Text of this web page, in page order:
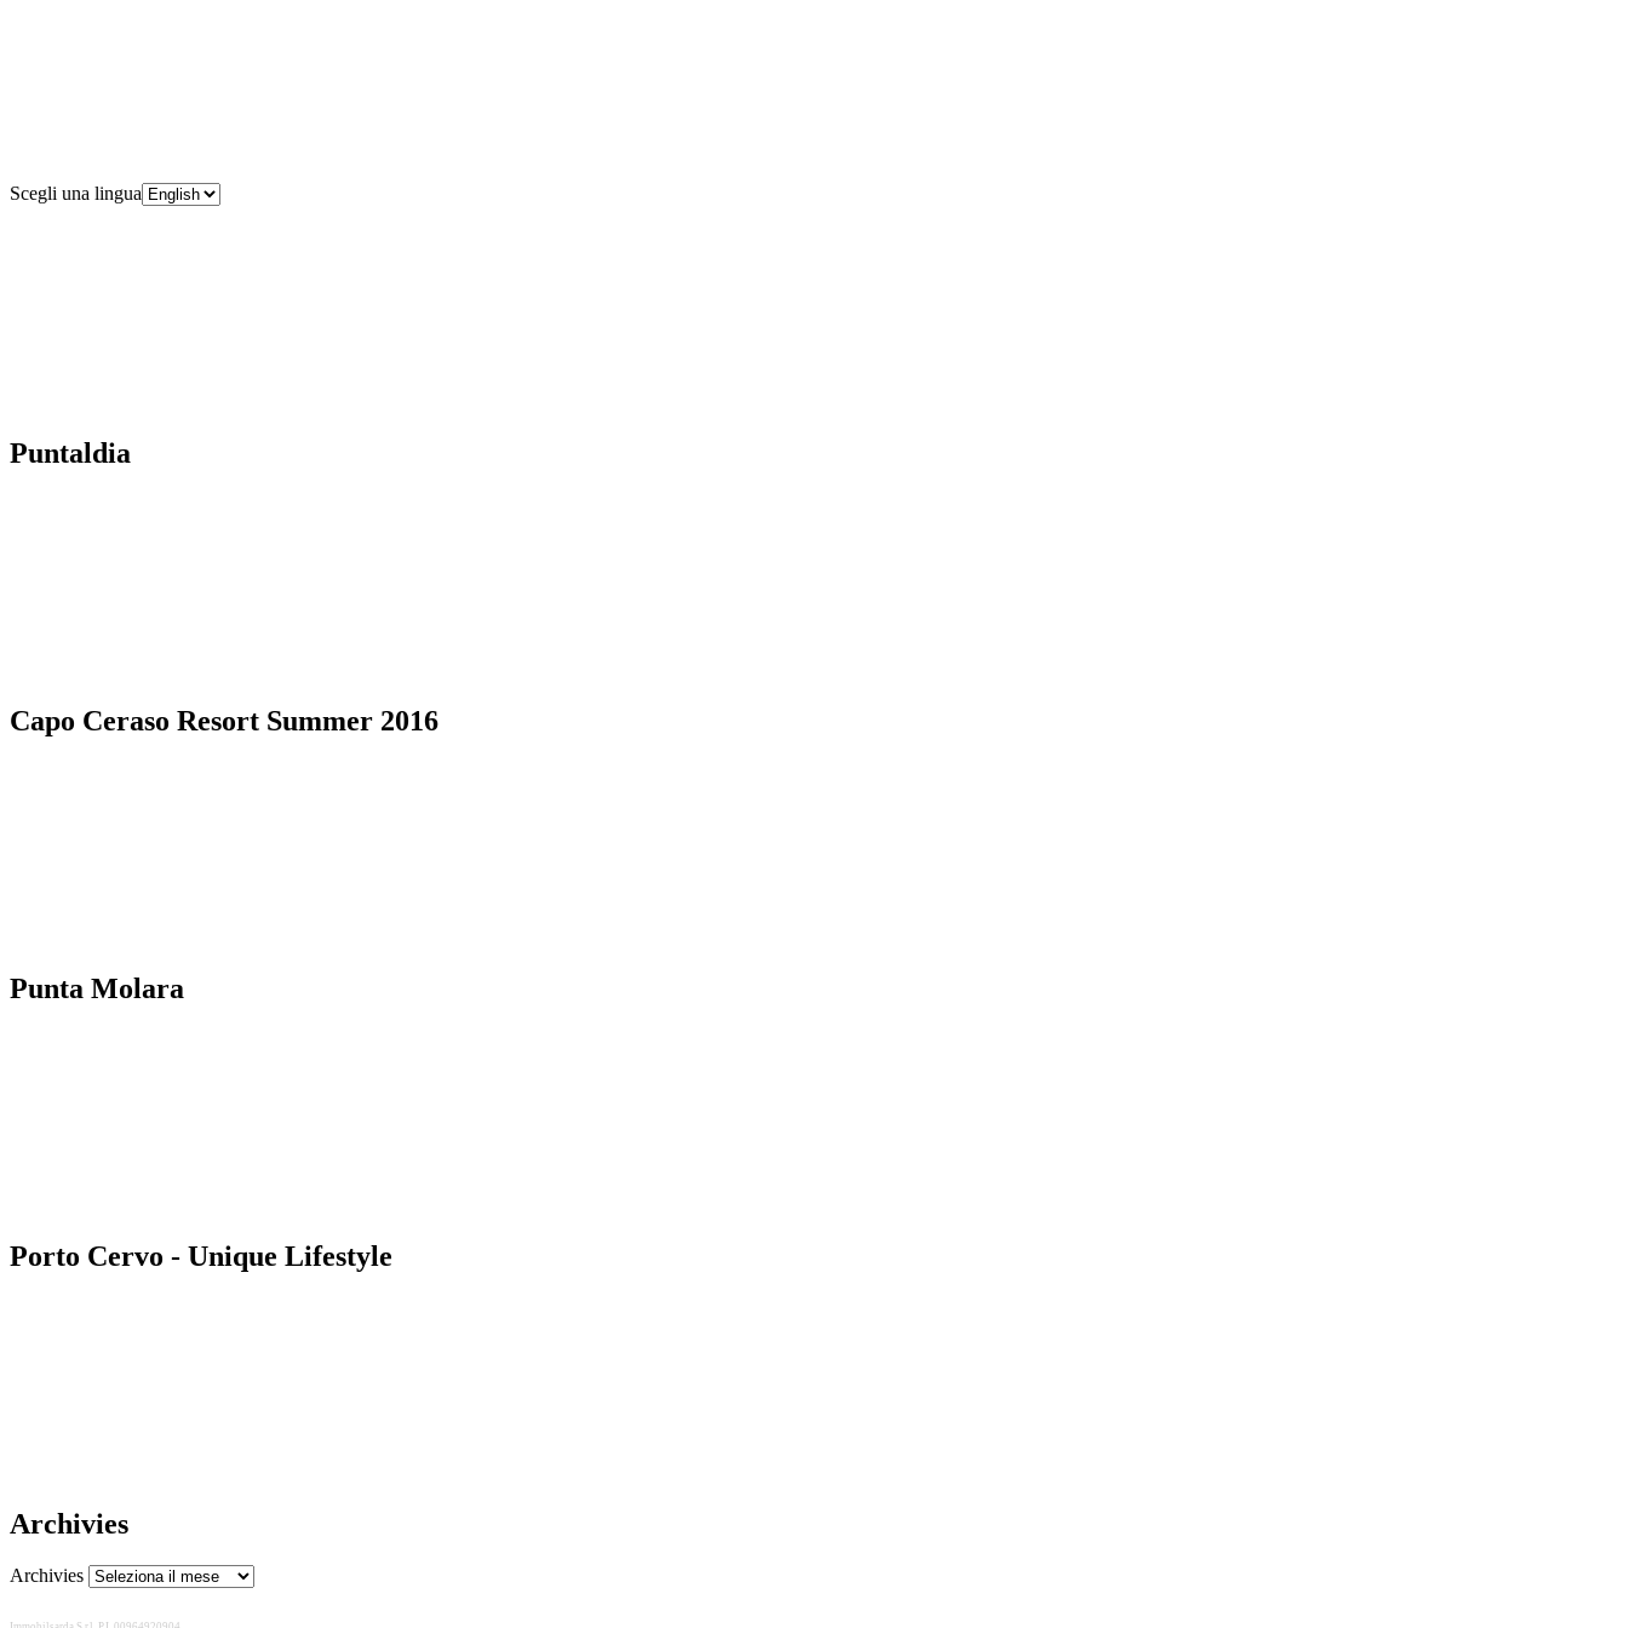
Scegli una lingua
Puntaldia
Capo Ceraso Resort Summer 2016
Punta Molara
Porto Cervo - Unique Lifestyle
Archivies
Archivies